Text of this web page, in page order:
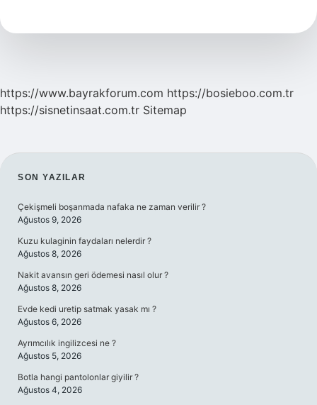
https://www.bayrakforum.com https://bosieboo.com.tr
https://sisnetinsaat.com.tr Sitemap
SIDEBAR
SON YAZILAR
Çekişmeli boşanmada nafaka ne zaman verilir ?
Ağustos 9, 2026
Kuzu kulaginin faydaları nelerdir ?
Ağustos 8, 2026
Nakit avansın geri ödemesi nasıl olur ?
Ağustos 8, 2026
Evde kedi uretip satmak yasak mı ?
Ağustos 6, 2026
Ayrımcılık ingilizcesi ne ?
Ağustos 5, 2026
Botla hangi pantolonlar giyilir ?
Ağustos 4, 2026